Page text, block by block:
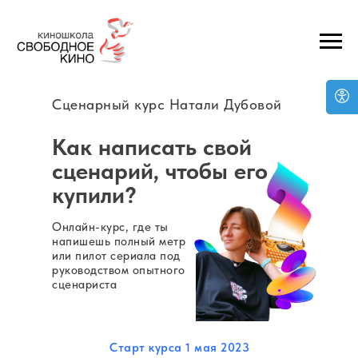
Как написать свой
сценарий, чтобы его
купили?
Сценарный курс Натали Дубовой
Онлайн-курс, где ты
напишешь полный метр
или пилот сериала под
руководством опытного
сценариста
Старт курса 1 мая 2023